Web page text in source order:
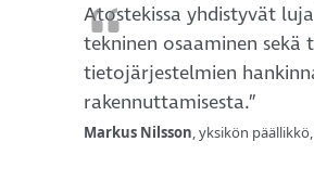
Atostekissa yhdistyvät
tekninen osaaminen
tietojärjestelmien
rakennuttamisesta.”
Markus Nilsson, yksikön